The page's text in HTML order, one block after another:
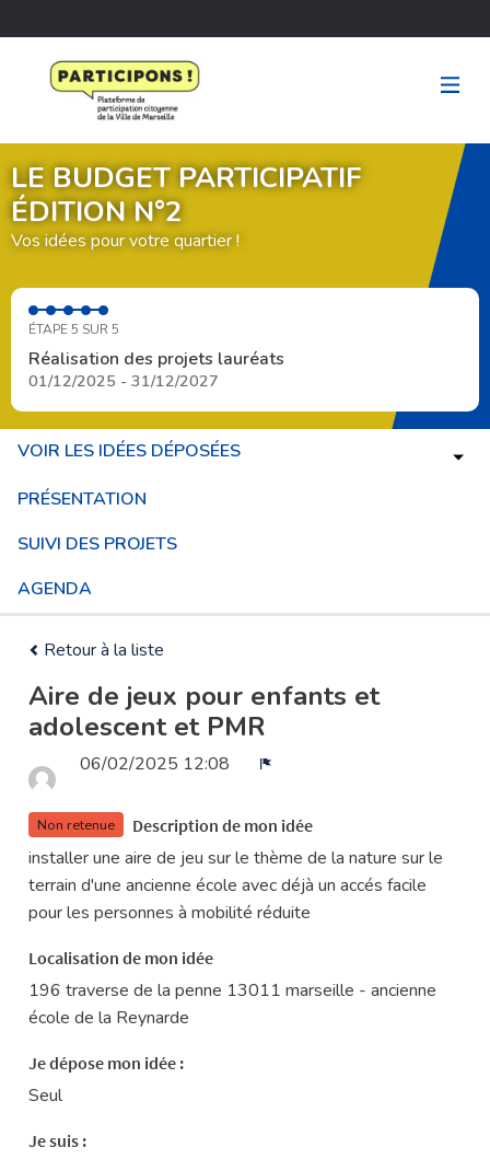
LE BUDGET PARTICIPATIF
ÉDITION N°2
Vos idées pour votre quartier !
ÉTAPE 5 SUR 5
Réalisation des projets lauréats
01/12/2025 - 31/12/2027
VOIR LES IDÉES DÉPOSÉES
PRÉSENTATION
SUIVI DES PROJETS
AGENDA
Retour à la liste
Aire de jeux pour enfants et
adolescent et PMR
06/02/2025 12:08
Non retenue Description de mon idée
installer une aire de jeu sur le thème de la nature sur le
terrain d'une ancienne école avec déjà un accés facile
pour les personnes à mobilité réduite
Localisation de mon idée
196 traverse de la penne 13011 marseille - ancienne
école de la Reynarde
Je dépose mon idée :
Seul
Je suis :